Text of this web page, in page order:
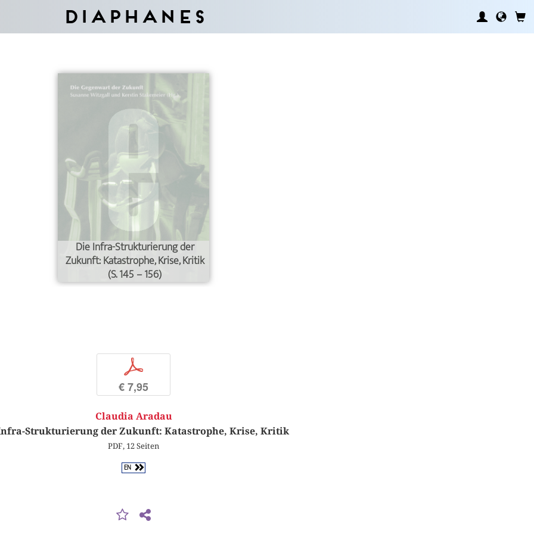
Diaphanes
Die Infra-Strukturierung der
Zukunft: Katastrophe, Krise, Kritik
(S. 145 – 156)
p
€ 7,95
Claudia Aradau
Strukturierung der Zukunft: Katastrophe, Krise, Kritik
PDF, 12 Seiten
EN